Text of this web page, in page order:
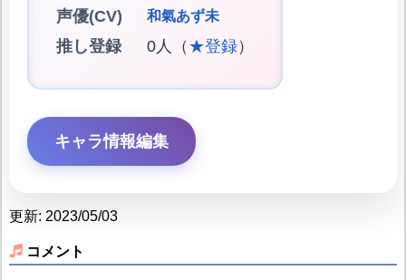
声優(CV)
和氣あず未
推し登録 0人（ ★登録）
キャラ情報編集
更新: 2023/05/03
コメント